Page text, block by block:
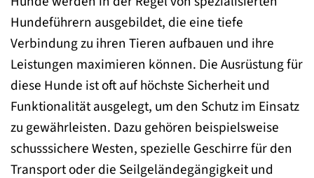
Hundeführern ausgebildet, die eine tiefe
Verbindung zu ihren Tieren aufbauen und ihre
Leistungen maximieren können. Die Ausrüstung für
diese Hunde ist oft auf höchste Sicherheit und
Funktionalität ausgelegt, um den Schutz im Einsatz
zu gewährleisten. Dazu gehören beispielsweise
schusssichere Westen, spezielle Geschirre für den
Transport oder die Seilgeländegängigkeit und